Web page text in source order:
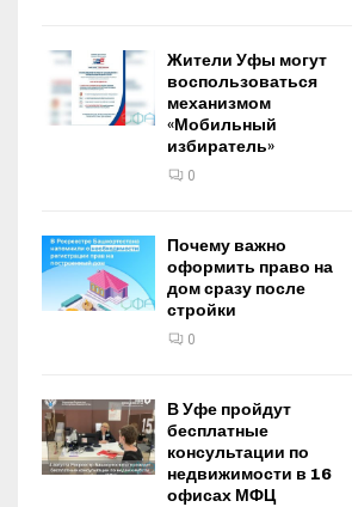
Жители Уфы могут
воспользоваться
механизмом
«Мобильный
избиратель»
0
Почему важно
оформить право на
дом сразу после
стройки
0
В Уфе пройдут
бесплатные
консультации по
недвижимости в 16
офисах МФЦ